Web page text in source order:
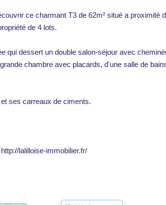
ce charmant T3 de 62m² situé a proximité
de 4 lots.
qui dessert un double salon-séjour avec
chambre avec placards, d'une salle de
ses carreaux de ciments.
lalilloise-immobilier.fr/